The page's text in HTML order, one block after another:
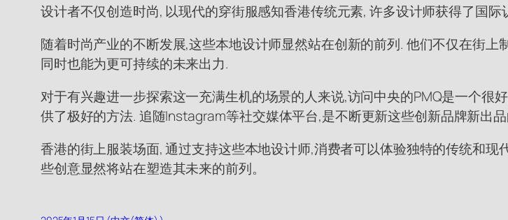
设计者不仅创造时尚, 以现代的穿街服感知香港传统元素, 许多设计师获得了国
随着时尚产业的不断发展,这些本地设计师显然站在创新的前列. 他们不仅在街
同时也能为更可持续的未来出力.
对于有兴趣进一步探索这一充满生机的场景的人来说,访问中央的PMQ是一个很
供了极好的方法. 追随Instagram等社交媒体平台,是不断更新这些创新品牌新出
香港的街上服装场面, 通过支持这些本地设计师,消费者可以体验独特的传统和
些创意显然将站在塑造其未来的前列。